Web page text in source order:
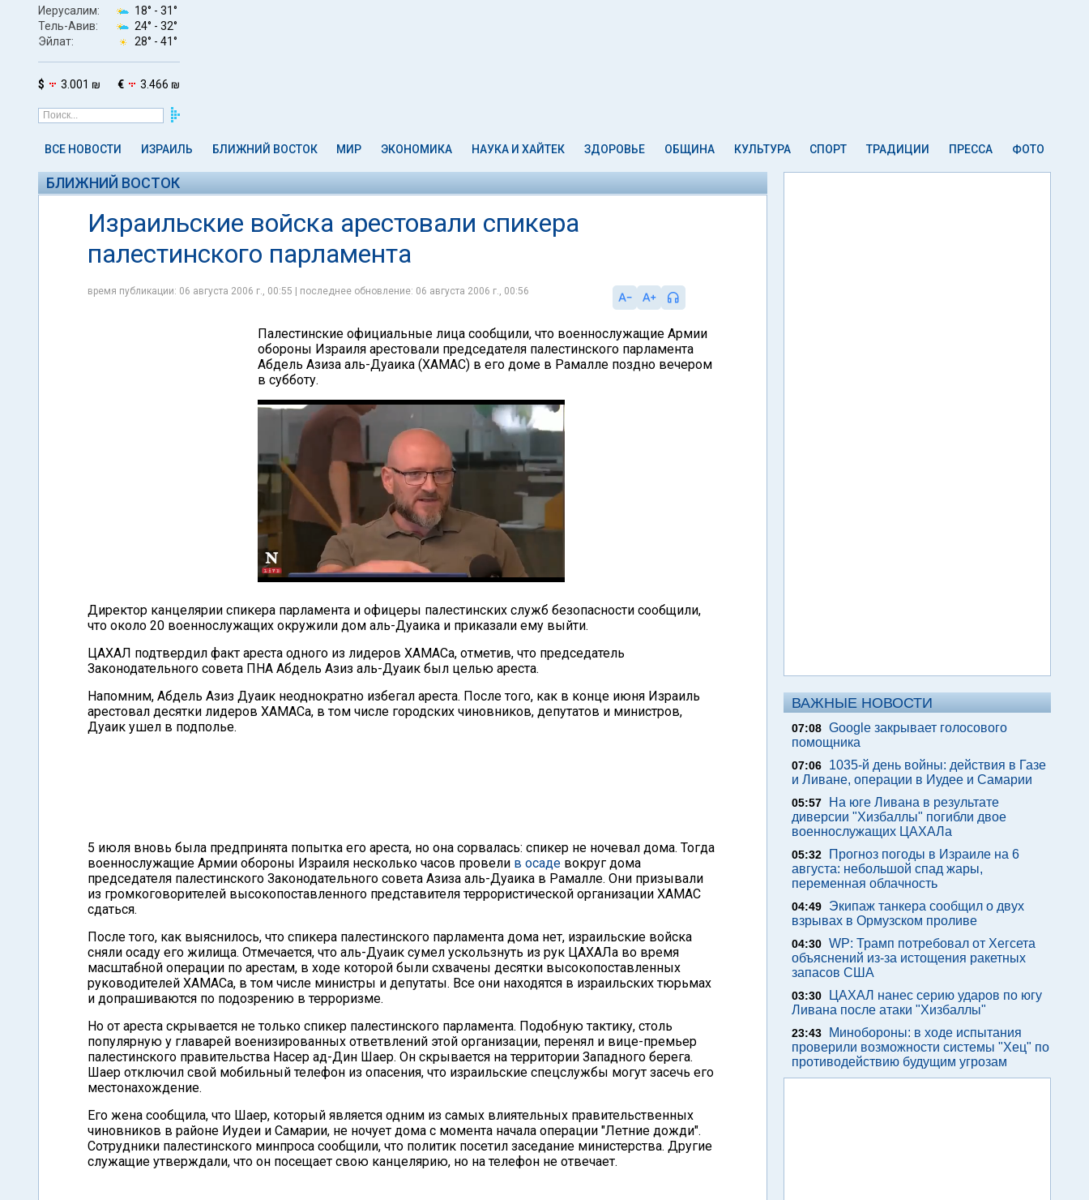
Иерусалим: 18° - 31°
Тель-Авив:
24° - 32°
Эйлат:
28° - 41°
$ 3.001 ₪ € 3.466 ₪
ВСЕ НОВОСТИ ИЗРАИЛЬ БЛИЖНИЙ ВОСТОК МИР ЭКОНОМИКА НАУКА И ХАЙТЕК ЗДОРОВЬЕ ОБЩИНА КУЛЬТУРА СПОРТ ТРАДИЦИИ ПРЕССА ФОТО
БЛИЖНИЙ ВОСТОК
Израильские войска арестовали спикера
палестинского парламента
время публикации: 06 августа 2006 г., 00:55 | последнее обновление: 06 августа 2006 г., 00:56
Палестинские официальные лица сообщили, что военнослужащие Армии
обороны Израиля арестовали председателя палестинского парламента
Абдель Азиза аль-Дуаика (ХАМАС) в его доме в Рамалле поздно вечером
в субботу.
Директор канцелярии спикера парламента и офицеры палестинских служб безопасности сообщили,
что около 20 военнослужащих окружили дом аль-Дуаика и приказали ему выйти.
ЦАХАЛ подтвердил факт ареста одного из лидеров ХАМАСа, отметив, что председатель
Законодательного совета ПНА Абдель Азиз аль-Дуаик был целью ареста.
Напомним, Абдель Азиз Дуаик неоднократно избегал ареста. После того, как в конце июня Израиль
арестовал десятки лидеров ХАМАСа, в том числе городских чиновников, депутатов и министров,
Дуаик ушел в подполье.
5 июля вновь была предпринята попытка его ареста, но она сорвалась: спикер не ночевал дома. Тогда
военнослужащие Армии обороны Израиля несколько часов провели в осаде вокруг дома
председателя палестинского Законодательного совета Азиза аль-Дуаика в Рамалле. Они призывали
из громкоговорителей высокопоставленного представителя террористической организации ХАМАС
сдаться.
После того, как выяснилось, что спикера палестинского парламента дома нет, израильские войска
сняли осаду его жилища. Отмечается, что аль-Дуаик сумел ускользнуть из рук ЦАХАЛа во время
масштабной операции по арестам, в ходе которой были схвачены десятки высокопоставленных
руководителей ХАМАСа, в том числе министры и депутаты. Все они находятся в израильских тюрьмах
и допрашиваются по подозрению в терроризме.
Но от ареста скрывается не только спикер палестинского парламента. Подобную тактику, столь
популярную у главарей военизированных ответвлений этой организации, перенял и вице-премьер
палестинского правительства Насер ад-Дин Шаер. Он скрывается на территории Западного берега.
Шаер отключил свой мобильный телефон из опасения, что израильские спецслужбы могут засечь его
местонахождение.
Его жена сообщила, что Шаер, который является одним из самых влиятельных правительственных
чиновников в районе Иудеи и Самарии, не ночует дома с момента начала операции "Летние дожди".
Сотрудники палестинского минпроса сообщили, что политик посетил заседание министерства. Другие
служащие утверждали, что он посещает свою канцелярию, но на телефон не отвечает.
ВАЖНЫЕ НОВОСТИ
07:08 Google закрывает голосового
помощника
07:06
1035-й день войны: действия в Газе
и Ливане, операции в Иудее и Самарии
05:57
На юге Ливана в результате
диверсии "Хизбаллы" погибли двое
военнослужащих ЦАХАЛа
05:32
Прогноз погоды в Израиле на 6
августа: небольшой спад жары,
переменная облачность
04:49
Экипаж танкера сообщил о двух
взрывах в Ормузском проливе
04:30 WP: Трамп потребовал от Хегсета
объяснений из-за истощения ракетных
запасов США
03:30
ЦАХАЛ нанес серию ударов по югу
Ливана после атаки "Хизбаллы"
23:43
Минобороны: в ходе испытания
проверили возможности системы "Хец" по
противодействию будущим угрозам